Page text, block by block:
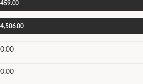
459.00
4,506.00
0.00
0.00